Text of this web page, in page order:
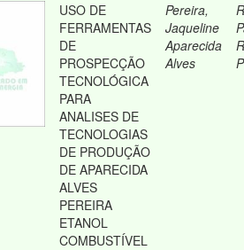
USO DE
FERRAMENTAS
DE
PROSPECÇÃO
TECNOLÓGICA
PARA
ANALISES DE
TECNOLOGIAS
DE PRODUÇÃO
DE APARECIDA
ALVES
PEREIRA
ETANOL
COMBUSTÍVEL
Pereira,
Jaqueline
Aparecida
Alves